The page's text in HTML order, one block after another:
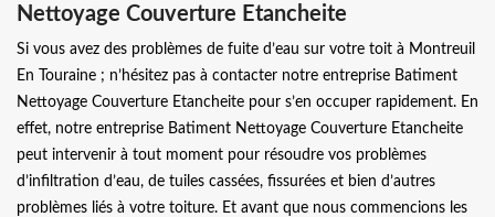
Nettoyage Couverture Etancheite
Si vous avez des problèmes de fuite d’eau sur votre toit à Montreuil
En Touraine ; n’hésitez pas à contacter notre entreprise Batiment
Nettoyage Couverture Etancheite pour s’en occuper rapidement. En
effet, notre entreprise Batiment Nettoyage Couverture Etancheite
peut intervenir à tout moment pour résoudre vos problèmes
d’infiltration d’eau, de tuiles cassées, fissurées et bien d’autres
problèmes liés à votre toiture. Et avant que nous commencions les